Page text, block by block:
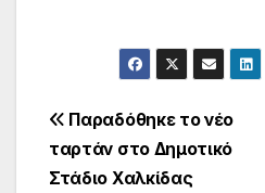
Πλοήγηση
άρθρων
Παραδόθηκε το νέο
ταρτάν στο Δημοτικό
Στάδιο Χαλκίδας